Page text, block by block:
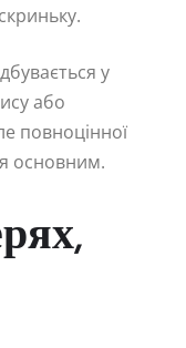
у
або
повноцінної
основним.